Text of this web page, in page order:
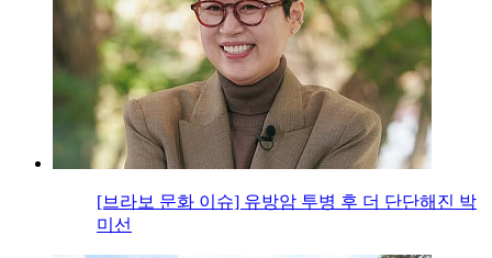
[브라보 문화 이슈] 유방암 투병 후 더 단단해진 박
미선